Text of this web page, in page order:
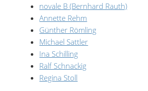
novale B (Bernhard Rauth)
Annette Rehm
Günther Römling
Michael Sattler
Ina Schilling
Ralf Schnackig
Regina Stoll